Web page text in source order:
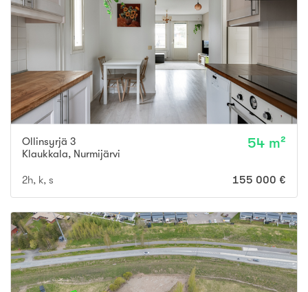
Ollinsyrjä 3
Klaukkala, Nurmijärvi
54 m²
2h, k, s 155 000 €